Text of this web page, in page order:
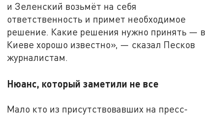
и Зеленский возьмёт на себя
ответственность и примет необходимое
решение. Какие решения нужно принять — в
Киеве хорошо известно», — сказал Песков
журналистам.
Нюанс, который заметили не все
Мало кто из присутствовавших на пресс-